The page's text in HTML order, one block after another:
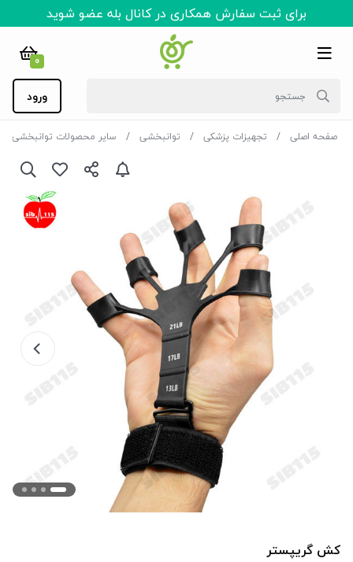
برای ثبت سفارش همکاری در کانال بله عضو شوید
0
ورود
صفحه اصلی تجهیزات پزشکی توانبخشی سایر محصولات توانبخشی
کش گریپستر